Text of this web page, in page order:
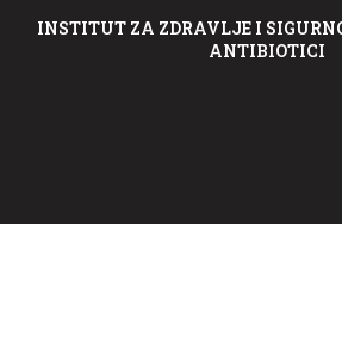
INSTITUT ZA ZDRAVLJE I
ANTIBIOTICI